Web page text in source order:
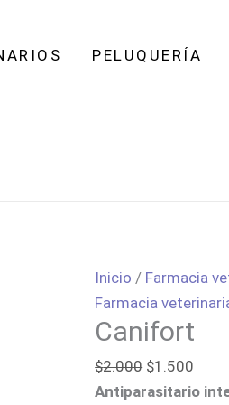
PELUQUERÍA
Inicio / Farmacia
Farmacia
Canifort
$2.000
original
$1.500
actual
Antiparasitario